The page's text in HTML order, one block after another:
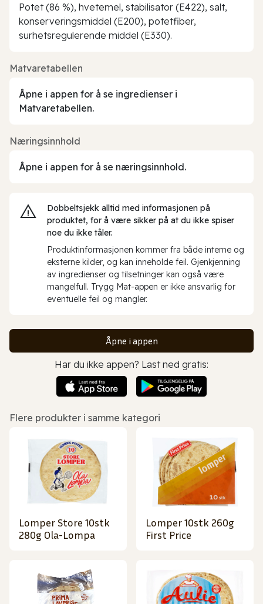
Potet (86 %), hvetemel, stabilisator (E422), salt,
konserveringsmiddel (E200), potetfiber,
surhetsregulerende middel (E330).
Matvaretabellen
Åpne i appen for å se ingredienser i
Matvaretabellen.
Næringsinnhold
Åpne i appen for å se næringsinnhold.
Dobbeltsjekk alltid med informasjonen på
produktet, for å være sikker på at du ikke spiser
noe du ikke tåler.
Produktinformasjonen kommer fra både interne og
eksterne kilder, og kan inneholde feil. Gjenkjenning
av ingredienser og tilsetninger kan også være
mangelfull. Trygg Mat-appen er ikke ansvarlig for
eventuelle feil og mangler.
Åpne i appen
Har du ikke appen? Last ned gratis:
Flere produkter i samme kategori
Lomper Store 10stk
280g Ola-Lompa
Lomper 10stk 260g
First Price